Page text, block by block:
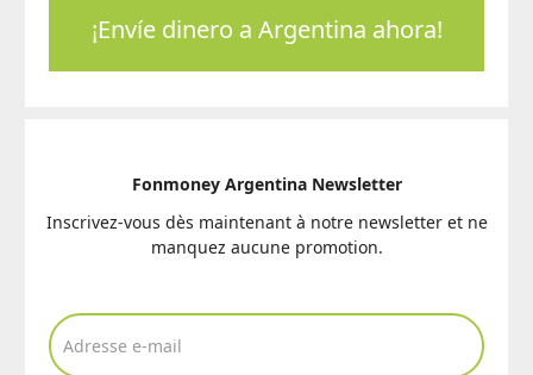
¡Envíe dinero a Argentina ahora!
Fonmoney Argentina Newsletter
Inscrivez-vous dès maintenant à notre newsletter et ne
manquez aucune promotion.